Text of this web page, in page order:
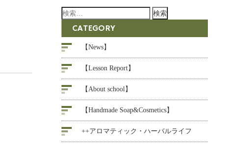
検
CATEGORY
【News】
【Lesson Report】
【About school】
【Handmade Soap&Cosmetics】
++アロマティック・ハーバルライフ